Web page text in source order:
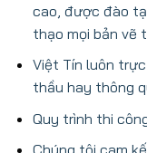
cao, được đào
thạo mọi bản vẽ
Việt Tín luôn
thầu hay thông
Quy trình thi